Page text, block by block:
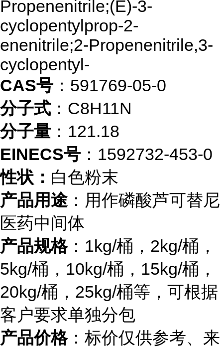
Propenenitrile;(E)-3-
cyclopentylprop-2-
enenitrile;2-Propenenitrile,3-
cyclopentyl-
CAS号 ：591769-05-0
分子式 ：C8H11N
分子量 ：121.18
EINECS号 ：1592732-453-0
性状： 白色粉末
产品用途 ：用作磷酸芦可替尼
医药中间体
产品规格：1kg/桶，2kg/桶，
5kg/桶，10kg/桶，15kg/桶，
20kg/桶，25kg/桶等，可根据
客户要求单独分包
产品价格：标价仅供参考、来